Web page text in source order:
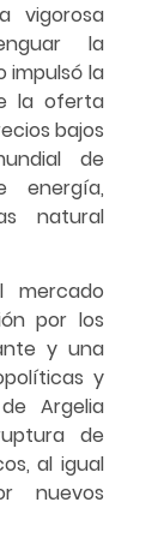
vigorosa
la
impulsó la
la oferta
bajos
de
energía,
natural
mercado
por los
y una
y
Argelia
de
al igual
nuevos